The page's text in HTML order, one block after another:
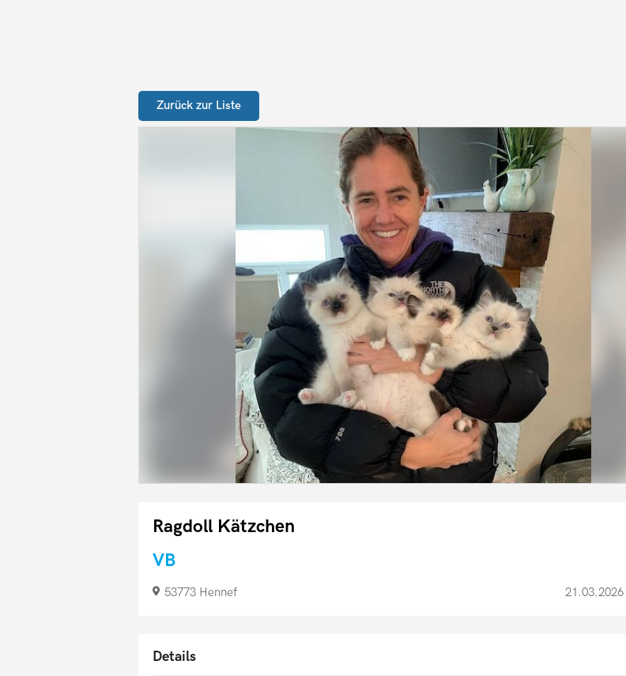
Zurück zur Liste
Ragdoll Kätzchen
VB
53773 Hennef 21.03.2026
Details